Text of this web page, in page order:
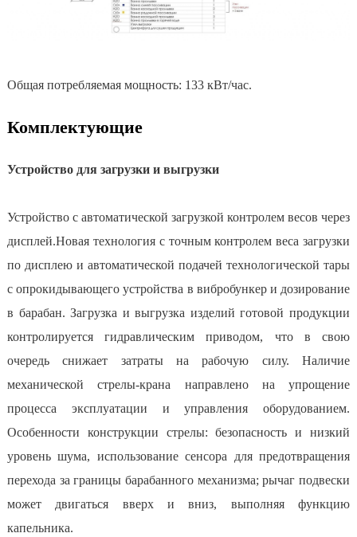
Общая потребляемая мощность: 133 кВт/час.
Комплектующие
Устройство для загрузки и выгрузки
Устройство с автоматической загрузкой контролем весов через
дисплей.Новая технология с точным контролем веса загрузки
по дисплею и автоматической подачей технологической тары
с опрокидывающего устройства в вибробункер и дозирование
в барабан. Загрузка и выгрузка изделий готовой продукции
контролируется гидравлическим приводом, что в свою
очередь снижает затраты на рабочую силу. Наличие
механической стрелы-крана направлено на упрощение
процесса эксплуатации и управления оборудованием.
Особенности конструкции стрелы: безопасность и низкий
уровень шума, использование сенсора для предотвращения
перехода за границы барабанного механизма; рычаг подвески
может двигаться вверх и вниз, выполняя функцию
капельника.